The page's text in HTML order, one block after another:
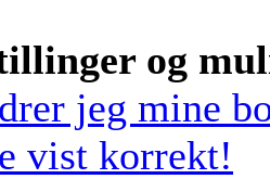
og
jeg mine
vist korrekt!